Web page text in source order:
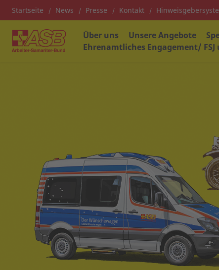
Startseite News Presse Kontakt
Über uns Unsere Angebote
Ehrenamtliches Engagement/